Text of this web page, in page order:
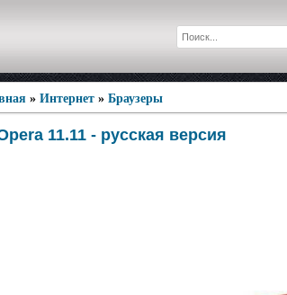
» Интернет » Браузеры
11.11 - русская версия